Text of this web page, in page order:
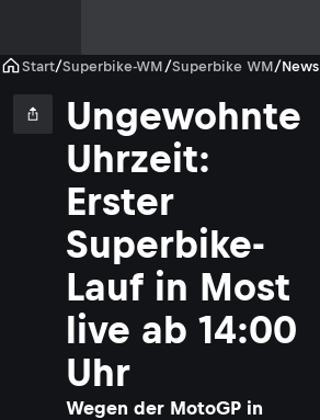
Start/Superbike-WM /Superbike WM/News
Ungewohnte
Uhrzeit:
Erster
Superbike-
Lauf in Most
live ab 14:00
Uhr
Wegen der MotoGP in